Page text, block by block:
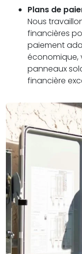
Plans de
Nous
financières
paiement
économique,
panneaux
financière